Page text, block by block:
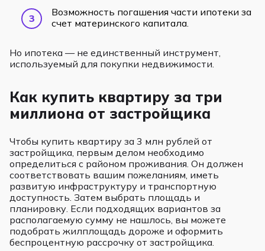
Возможность погашения части ипотеки за
счет материнского капитала.
Но ипотека — не единственный инструмент,
используемый для покупки недвижимости.
Как купить квартиру за три
миллиона от застройщика
Чтобы купить квартиру за 3 млн рублей от
застройщика, первым делом необходимо
определиться с районом проживания. Он должен
соответствовать вашим пожеланиям, иметь
развитую инфраструктуру и транспортную
доступность. Затем выбрать площадь и
планировку. Если подходящих вариантов за
располагаемую сумму не нашлось, вы можете
подобрать жилплощадь дороже и оформить
беспроцентную рассрочку от застройщика.